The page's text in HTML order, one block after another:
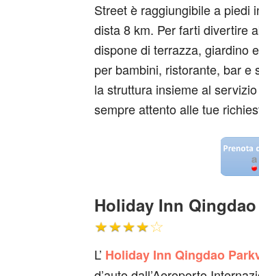
Street è raggiungibile a piedi
dista 8 km. Per farti divertire
dispone di terrazza, giardino
per bambini, ristorante, bar e
la struttura insieme al
sempre attento alle tue
Holiday Inn
L’ Holiday Inn Qingdao